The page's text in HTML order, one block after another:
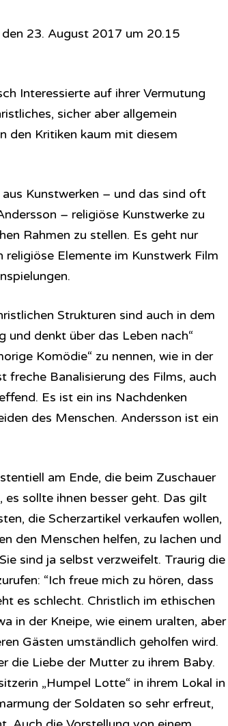
23. August 2017 um 20.15
Interessierte auf ihrer Vermutung
sicher aber allgemein
den Kritiken kaum mit diesem
Kunstwerken – und das sind oft
– religiöse Kunstwerke zu
Rahmen zu stellen. Es geht nur
Elemente im Kunstwerk Film
Strukturen sind auch in dem
und denkt über das Leben nach“
Komödie“ zu nennen, wie in der
freche Banalisierung des Films, auch
Es ist ein ins Nachdenken
des Menschen. Andersson ist ein
am Ende, die beim Zuschauer
sollte ihnen besser geht. Das gilt
die Scherzartikel verkaufen wollen,
den Menschen helfen, zu lachen und
sind ja selbst verzweifelt. Traurig die
“Ich freue mich zu hören, dass
es schlecht. Christlich im ethischen
in der Kneipe, wie einem uralten, aber
Gästen umständlich geholfen wird.
die Liebe der Mutter zu ihrem Baby.
„Humpel Lotte“ in ihrem Lokal in
der Soldaten so sehr erfreut,